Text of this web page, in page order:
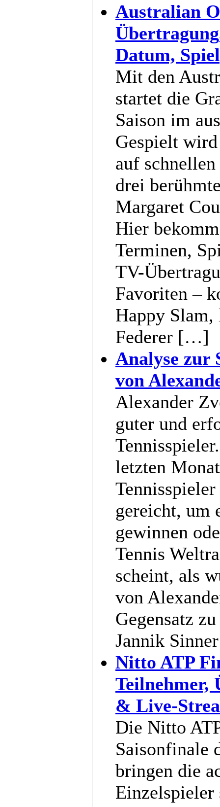
Australian
Datum,
Mit den
startet die
Saison im
Gespielt
auf
drei
Margaret
Hier
Terminen,
TV-
Favoriten –
Happy Slam,
Federer […]
Analyse zur
von
Alexander
guter und
letzten
gereicht, um
gewinnen
Tennis
scheint, als
von
Gegensatz
Jannik
Nitto ATP
Teilnehmer,
& Live-
Die Nitto
Saisonfinale
bringen die
Einzelspieler